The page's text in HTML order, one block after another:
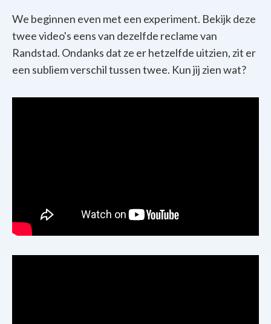
We beginnen even met een experiment. Bekijk deze
twee video's eens van dezelfde reclame van
Randstad. Ondanks dat ze er hetzelfde uitzien, zit er
een subliem verschil tussen twee. Kun jij zien wat?